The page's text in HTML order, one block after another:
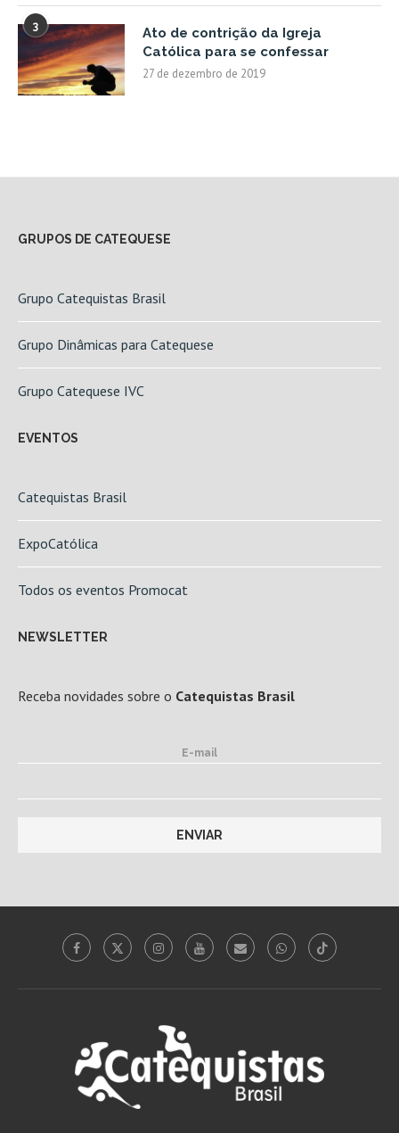
3
Ato de contrição da Igreja
Católica para se confessar
27 de dezembro de 2019
GRUPOS DE CATEQUESE
Grupo Catequistas Brasil
Grupo Dinâmicas para Catequese
Grupo Catequese IVC
EVENTOS
Catequistas Brasil
ExpoCatólica
Todos os eventos Promocat
NEWSLETTER
Receba novidades sobre o Catequistas Brasil
E-mail